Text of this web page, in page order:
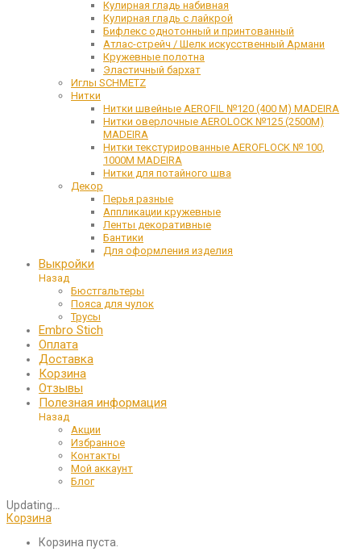
Кулирная гладь набивная
Кулирная гладь с лайкрой
Бифлекс однотонный и принтованный
Атлас-стрейч / Шелк искусственный Армани
Кружевные полотна
Эластичный бархат
Иглы SCHMETZ
Нитки
Нитки швейные AEROFIL №120 (400 М) MADEIRA
Нитки оверлочные AEROLOCK №125 (2500М)
MADEIRA
Нитки текстурированные AEROFLOCK № 100,
1000М MADEIRA
Нитки для потайного шва
Декор
Перья разные
Аппликации кружевные
Ленты декоративные
Бантики
Для оформления изделия
Выкройки
Назад
Бюстгальтеры
Пояса для чулок
Трусы
Embro Stich
Оплата
Доставка
Корзина
Отзывы
Полезная информация
Назад
Акции
Избранное
Контакты
Мой аккаунт
Блог
Updating…
Корзина
Корзина пуста.